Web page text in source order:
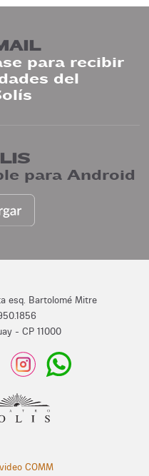
para recibir
del
para Android
esq. Bartolomé Mitre
- CP 11000
COMM